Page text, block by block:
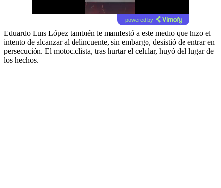
powered by
Eduardo Luis López también le manifestó a este medio que hizo el
intento de alcanzar al delincuente, sin embargo, desistió de entrar en
persecución. El motociclista, tras hurtar el celular, huyó del lugar de
los hechos.